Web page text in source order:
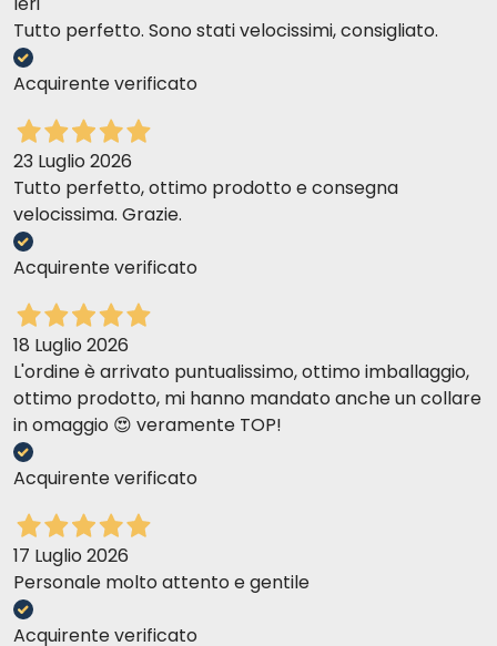
Tutto perfetto. Sono stati velocissimi, consigliato.
Acquirente verificato
23 Luglio 2026
Tutto perfetto, ottimo prodotto e consegna
velocissima. Grazie.
Acquirente verificato
18 Luglio 2026
L'ordine è arrivato puntualissimo, ottimo imballaggio,
ottimo prodotto, mi hanno mandato anche un collare
in omaggio 😍 veramente TOP!
Acquirente verificato
17 Luglio 2026
Personale molto attento e gentile
Acquirente verificato